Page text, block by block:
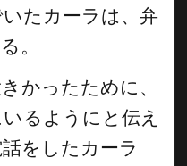
たカーラは、弁
。
かったために、
るようにと伝え
をしたカーラ